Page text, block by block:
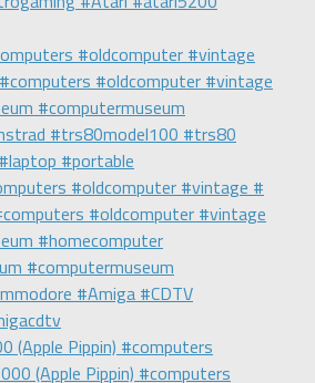
#oldcomputer #vintage
#oldcomputer #vintage #
(Apple Pippin) #computers